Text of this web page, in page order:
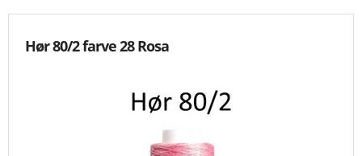
Hør 80/2 farve 28 Rosa